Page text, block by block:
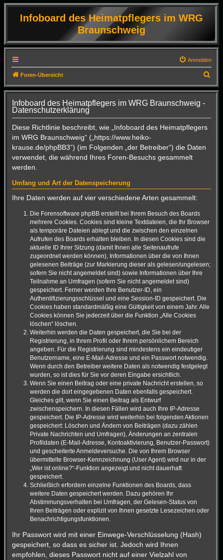
Infoboard des Heimatpflegers im WRG
Braunschweig
Anmelden
Foren-Übersicht
u
Infoboard des Heimatpflegers im WRG Braunschweig -
Datenschutzerklärung
Diese Richtlinie beschreibt, wie „Infoboard des Heimatpflegers
im WRG Braunschweig“ („https://www.heiko-
krause.de/phpBB3“) (im Folgenden „der Betreiber“) die Daten
verwendet, die während Ihres Foren-Besuchs gesammelt
werden.
Umfang und Art der Datenspeicherung
Ihre Daten werden auf vier verschiedene Arten gesammelt:
Die Forensoftware phpBB erstellt bei Ihrem Besuch des Boards
mehrere Cookies. Cookies sind kleine Textdateien, die Ihr Browser
als temporäre Dateien ablegt und die zwischen den einzelnen
Aufrufen des Boards erhalten bleiben. In diesen Cookies sind die
aktuelle ID Ihrer Sitzung (damit Ihnen alle Seitenaufrufe
zugeordnet werden können), Informationen über die von Ihnen
gelesenen Beiträge (zur Markierung dieser als gelesen/ungelesen;
sofern Sie nicht angemeldet sind) sowie Informationen über Ihre
Teilnahme an Umfragen (sofern Sie nicht angemeldet sind)
gespeichert. Ferner werden Ihre Benutzer-ID, ein
Authentifizierungsschlüssel und eine Session-ID gespeichert. Die
Cookies haben standardmäßig eine Gültigkeit von einem Jahr. Alle
Cookies können Sie jederzeit über die Funktion „Alle Cookies
löschen“ löschen.
Weiterhin werden die Daten gespeichert, die Sie bei der
Registrierung, in Ihrem Profil oder Ihrem persönlichem Bereich
angeben. Für die Registrierung sind mindestens ein eindeutiger
Benutzername, eine E-Mail-Adresse und ein Passwort notwendig.
Wenn durch den Betreiber weitere Daten als notwendig festgelegt
wurden, so ist dies für Sie vor deren Eingabe ersichtlich.
Wenn Sie einen Beitrag oder eine private Nachricht erstellen, so
werden die dort eingegebenen Daten ebenfalls gespeichert.
Gleiches gilt, wenn Sie einen Beitrag als Entwurf
zwischenspeichern. In diesen Fällen wird auch Ihre IP-Adresse
gespeichert. Die IP-Adresse wird weiterhin bei folgenden Aktionen
gespeichert: Löschen und Ändern von Beiträgen (dazu zählen
Private Nachrichten und Umfragen), Änderungen an zentralen
Profildaten (E-Mail-Adresse, Kontoaktivierung, Benutzer-Passwort)
und gescheiterte Anmeldeversuche. Die von Ihrem Browser
übermittelte Browser-Kennzeichnung (User Agent) wird nur in der
„Wer ist online?“-Funktion angezeigt und nicht dauerhaft
gespeichert.
Schließlich erfordern einzelne Funktionen des Boards, dass
weitere Daten gespeichert werden. Dazu gehören Ihr
Abstimmungsverhalten bei Umfragen, der Gelesen-Status von
Ihren Beiträgen oder explizit von Ihnen gesetzte Lesezeichen oder
Benachrichtigungsfunktionen.
Ihr Passwort wird mit einer Einwege-Verschlüsselung (Hash)
gespeichert, so dass es sicher ist. Jedoch wird Ihnen
empfohlen, dieses Passwort nicht auf einer Vielzahl von